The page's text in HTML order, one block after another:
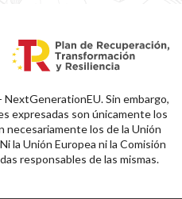
NextGenerationEU. Sin embargo,
expresadas son únicamente los
los de la Unión
la Unión Europea ni la Comisión
responsables de las mismas.